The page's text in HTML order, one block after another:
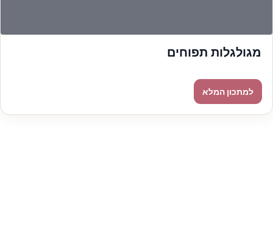
מגולגלות תפוחים